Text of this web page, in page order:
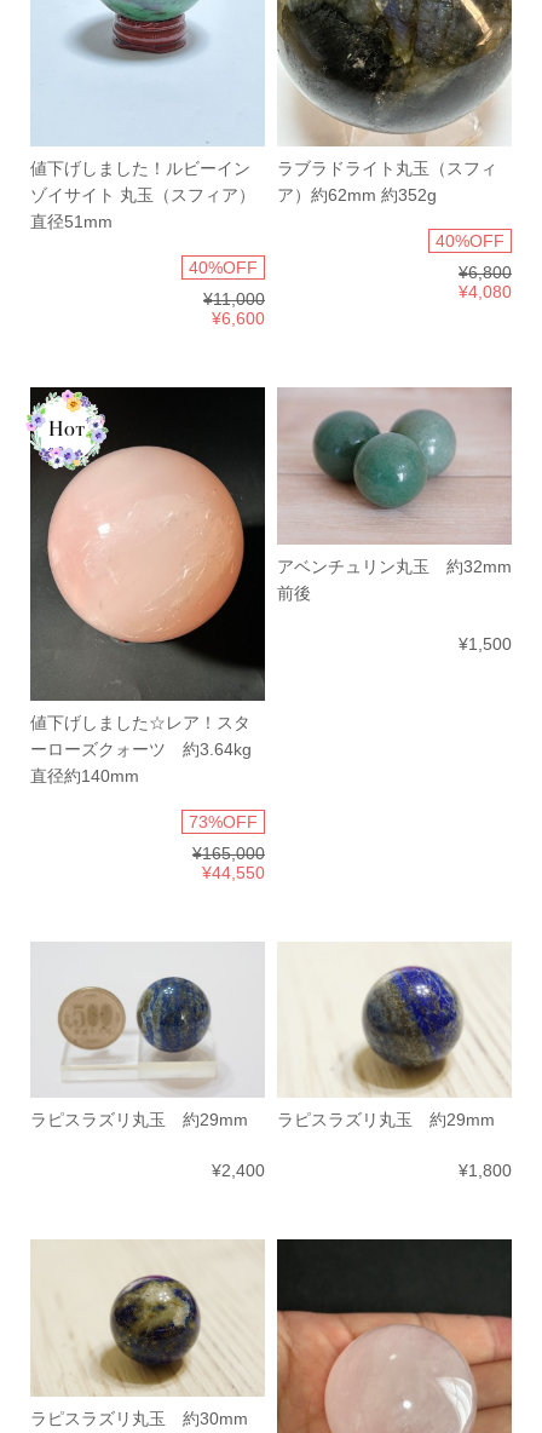
値下げしました！ルビーイン
ゾイサイト 丸玉（スフィア）
直径51mm
40%OFF
¥11,000
¥6,600
ラブラドライト丸玉（スフィ
ア）約62mm 約352g
40%OFF
¥6,800
¥4,080
値下げしました☆レア！スタ
ーローズクォーツ 約3.64kg
直径約140mm
73%OFF
¥165,000
¥44,550
アベンチュリン丸玉 約32mm
前後
¥1,500
ラピスラズリ丸玉 約29mm
¥2,400
ラピスラズリ丸玉 約29mm
¥1,800
ラピスラズリ丸玉 約30mm